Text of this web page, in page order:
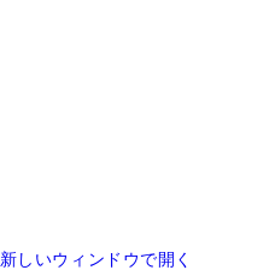
新しいウィンドウで開く